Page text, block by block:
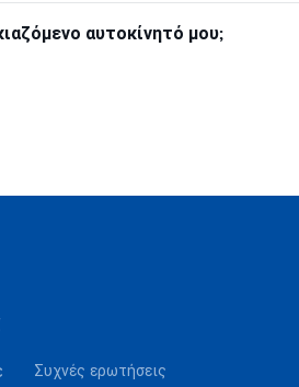
αυτοκίνητό μου;
Συχνές ερωτήσεις